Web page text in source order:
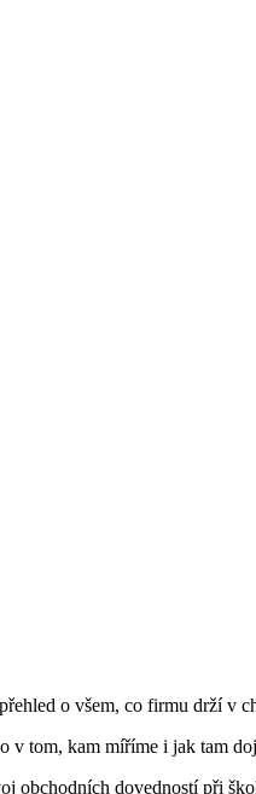
o všem, co firmu drží v
v tom, kam míříme i jak tam
obchodních dovedností při